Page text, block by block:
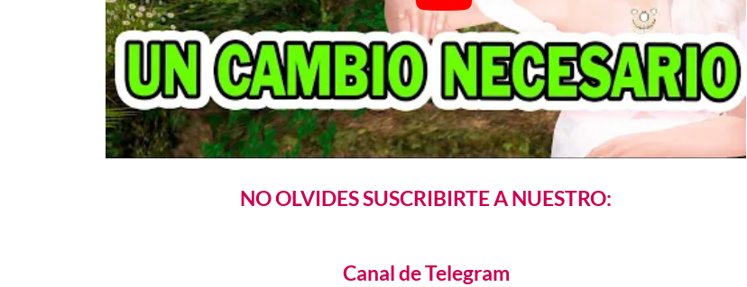
NO OLVIDES SUSCRIBIRTE A NUESTRO:
Canal de Telegram